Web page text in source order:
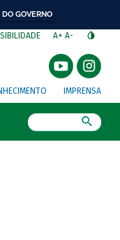
DO GOVERNO
A+ A-
IMPRENSA